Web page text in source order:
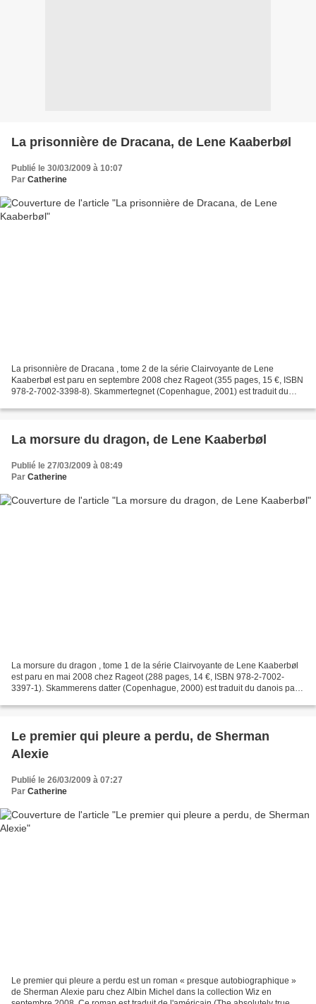
La prisonnière de Dracana, de Lene Kaaberbøl
Publié le 30/03/2009 à 10:07
Par Catherine
La prisonnière de Dracana , tome 2 de la série Clairvoyante de Lene
Kaaberbøl est paru en septembre 2008 chez Rageot (355 pages, 15 €, ISBN
978-2-7002-3398-8). Skammertegnet (Copenhague, 2001) est traduit du
La morsure du dragon, de Lene Kaaberbøl
Publié le 27/03/2009 à 08:49
Par Catherine
La morsure du dragon , tome 1 de la série Clairvoyante de Lene Kaaberbøl
est paru en mai 2008 chez Rageot (288 pages, 14 €, ISBN 978-2-7002-
3397-1). Skammerens datter (Copenhague, 2000) est traduit du danois par
Le premier qui pleure a perdu, de Sherman
Alexie
Publié le 26/03/2009 à 07:27
Par Catherine
Le premier qui pleure a perdu est un roman « presque autobiographique »
de Sherman Alexie paru chez Albin Michel dans la collection Wiz en